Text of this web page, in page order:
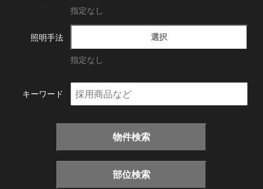
指定なし
照明手法 選択
指定なし
キーワード
物件検索
部位検索